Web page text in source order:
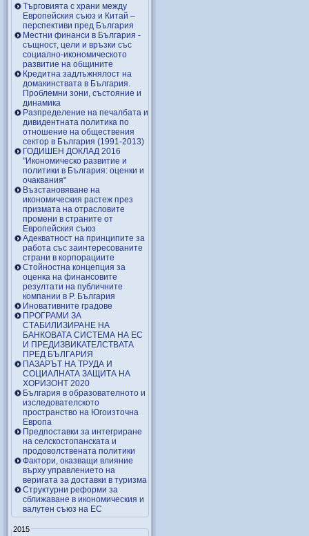
Търговията с храни между
Европейския съюз и Китай –
перспективи пред България
Местни финанси в България -
същност, цели и връзки със
социално-икономическото
развитие на общините
Кредитна задлъжнялост на
домакинствата в България.
Проблемни зони, състояние и
динамика
Разпределение на печалбата и
дивидентната политика по
отношение на обществения
сектор в България (1991-2013)
ГОДИШЕН ДОКЛАД 2016
"Икономическо развитие и
политики в България: оценки и
очаквания"
Възстановяване на
икономическия растеж през
призмата на отрасловите
промени в страните от
Европейския съюз
Адекватност на принципите за
работа със заинтересованите
страни в корпорациите
Стойностна концепция за
оценка на финансовите
резултати на публичните
компании в Р. България
Иновативните градове
ПРОГРАМИ ЗА
СТАБИЛИЗИРАНЕ НА
БАНКОВАТА СИСТЕМА НА ЕС
И ПРЕДИЗВИКАТЕЛСТВАТА
ПРЕД БЪЛГАРИЯ
ПАЗАРЪТ НА ТРУДА И
СОЦИАЛНАТА ЗАЩИТА НА
ХОРИЗОНТ 2020
България в образователното и
изследователското
пространство на Югоизточна
Европа
Предпоставки за интегриране
на селскостопанската и
продоволствената политики
Фактори, оказващи влияние
върху управлението на
веригата за доставки в туризма
Структурни реформи за
сближаване в икономическия и
валутен съюз на ЕС
2015